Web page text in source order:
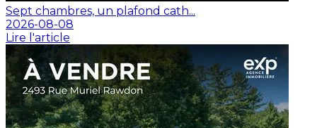
Sept chambres, un plafond cath...
2026-08-08
Lire l'article